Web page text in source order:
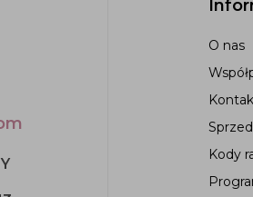
O nas
Kody